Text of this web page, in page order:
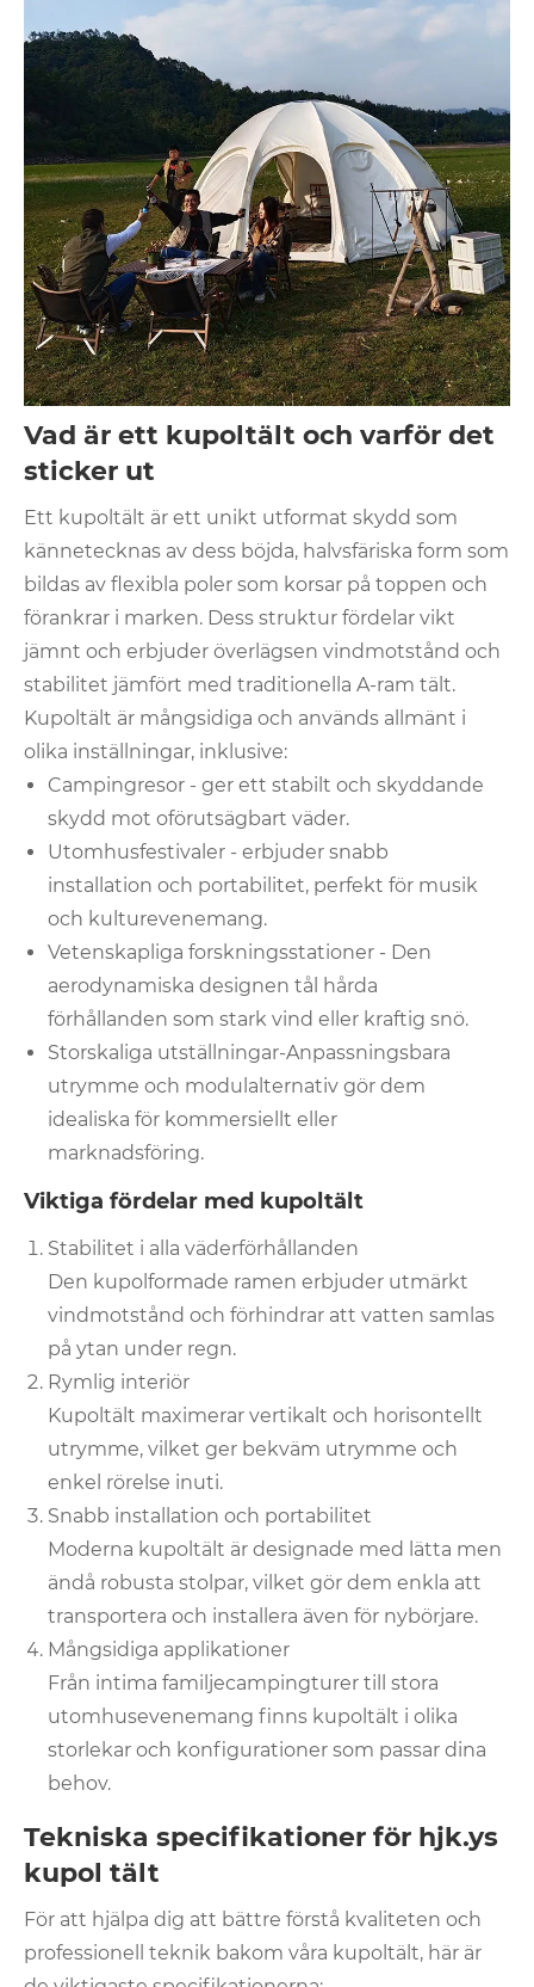
Vad är ett kupoltält och varför det
sticker ut
Ett kupoltält är ett unikt utformat skydd som
kännetecknas av dess böjda, halvsfäriska form som
bildas av flexibla poler som korsar på toppen och
förankrar i marken. Dess struktur fördelar vikt
jämnt och erbjuder överlägsen vindmotstånd och
stabilitet jämfört med traditionella A-ram tält.
Kupoltält är mångsidiga och används allmänt i
olika inställningar, inklusive:
Campingresor - ger ett stabilt och skyddande
skydd mot oförutsägbart väder.
Utomhusfestivaler - erbjuder snabb
installation och portabilitet, perfekt för musik
och kulturevenemang.
Vetenskapliga forskningsstationer - Den
aerodynamiska designen tål hårda
förhållanden som stark vind eller kraftig snö.
Storskaliga utställningar-Anpassningsbara
utrymme och modulalternativ gör dem
idealiska för kommersiellt eller
marknadsföring.
Viktiga fördelar med kupoltält
Stabilitet i alla väderförhållanden
Den kupolformade ramen erbjuder utmärkt
vindmotstånd och förhindrar att vatten samlas
på ytan under regn.
Rymlig interiör
Kupoltält maximerar vertikalt och horisontellt
utrymme, vilket ger bekväm utrymme och
enkel rörelse inuti.
Snabb installation och portabilitet
Moderna kupoltält är designade med lätta men
ändå robusta stolpar, vilket gör dem enkla att
transportera och installera även för nybörjare.
Mångsidiga applikationer
Från intima familjecampingturer till stora
utomhusevenemang finns kupoltält i olika
storlekar och konfigurationer som passar dina
behov.
Tekniska specifikationer för hjk.ys
kupol tält
För att hjälpa dig att bättre förstå kvaliteten och
professionell teknik bakom våra kupoltält, här är